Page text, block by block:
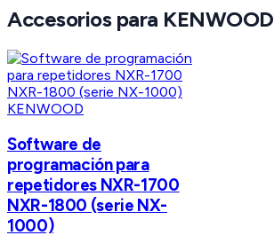
Accesorios para KENWOOD
KENWOOD
Software de
programación para
repetidores NXR-1700
NXR-1800 (serie NX-
1000)